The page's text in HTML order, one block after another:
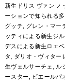
新生ドリス ヴァン ノ
ーションで知られる
グッチ, グレン・マー
ッティによる新生ジ
デスによる新生ロエ
タ, ダリオ・ヴィター
生ヴェルサーチェ, ル
ースター, ピエールパ